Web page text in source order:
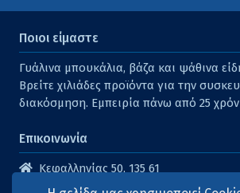
Ποιοι είμαστε
Γυάλινα μπουκάλια, βάζα και ψάθινα
Βρείτε χιλιάδες προϊόντα για την
διακόσμηση. Εμπειρία πάνω από 25
Επικοινωνία
Κεφαλληνίας 50, 135 61
Άγιοι Ανάργυροι